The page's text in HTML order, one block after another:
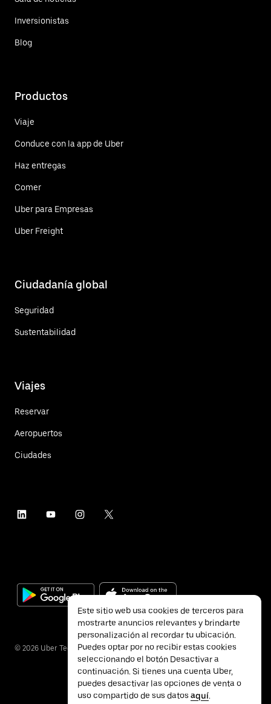
Inversionistas
Blog
Productos
Viaje
Conduce con la app de Uber
Haz entregas
Comer
Uber para Empresas
Uber Freight
Ciudadanía global
Seguridad
Sustentabilidad
Viajes
Reservar
Aeropuertos
Ciudades
© 2026 Uber Technologies Inc.
Este sitio web usa cookies de terceros para
mostrarte anuncios relevantes y brindarte
personalización al recordar tu ubicación.
Puedes optar por no recibir estas cookies
seleccionando el botón Desactivar a
continuación. Si tienes una cuenta Uber,
puedes desactivar las opciones de venta o
uso compartido de sus datos aquí.